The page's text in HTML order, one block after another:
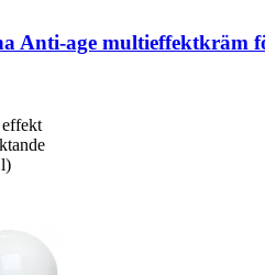
Anti-​age multieffektkräm